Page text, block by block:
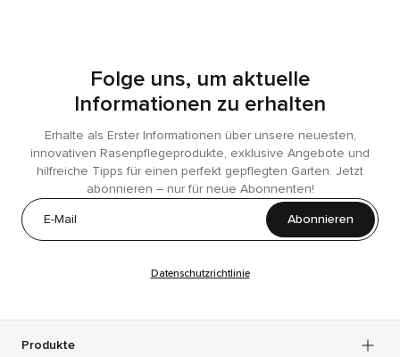
Folge uns, um aktuelle
Informationen zu erhalten
Erhalte als Erster Informationen über unsere neuesten,
innovativen Rasenpflegeprodukte, exklusive Angebote und
hilfreiche Tipps für einen perfekt gepflegten Garten. Jetzt
abonnieren – nur für neue Abonnenten!
Abonnieren
Datenschutzrichtlinie
Produkte